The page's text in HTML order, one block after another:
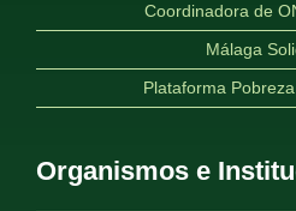
Coordinadora de
Málaga
Plataforma
Organismos e